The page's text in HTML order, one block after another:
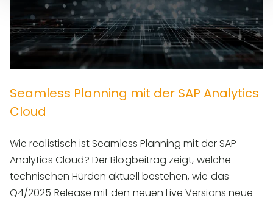
Seamless Planning mit der SAP Analytics
Cloud
Wie realistisch ist Seamless Planning mit der SAP
Analytics Cloud? Der Blogbeitrag zeigt, welche
technischen Hürden aktuell bestehen, wie das
Q4/2025 Release mit den neuen Live Versions neue